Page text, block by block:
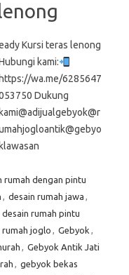
Kursi teras lenong
kami:
https://wa.me/6285647
Dukung
kami@adijualgebyok@r
klawasan
rumah dengan pintu
, desain rumah jawa ,
desain rumah pintu
joglo , Gebyok ,
, Gebyok Antik Jati
, gebyok bekas